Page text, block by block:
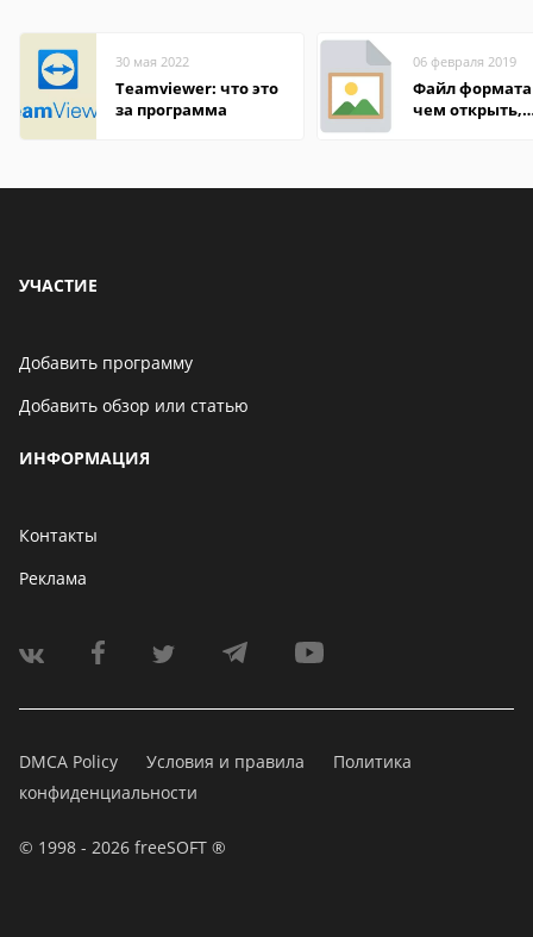
30 мая 2022
Teamviewer: что это
за программа
06 февраля 2019
Файл формата
чем открыть,
УЧАСТИЕ
Добавить программу
Добавить обзор или статью
ИНФОРМАЦИЯ
Контакты
Реклама
DMCA Policy Условия и правила
Политика
конфиденциальности
© 1998 - 2026 freeSOFT ®